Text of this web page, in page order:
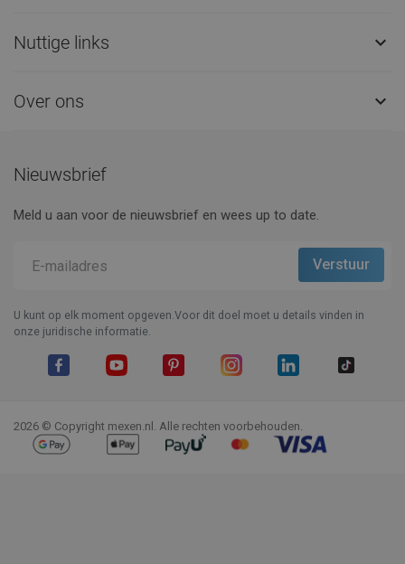
Nuttige links 
Over ons 
Nieuwsbrief
Meld u aan voor de nieuwsbrief en wees up to date.
U kunt op elk moment opgeven.Voor dit doel moet u details vinden in
onze juridische informatie.
2026 © Copyright mexen.nl. Alle rechten voorbehouden.